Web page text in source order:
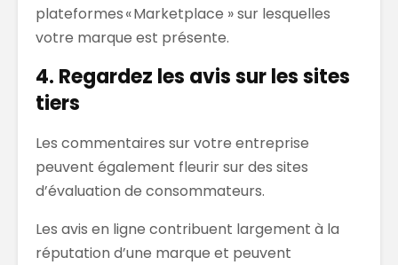
plateformes « Marketplace » sur lesquelles
votre marque est présente.
4. Regardez les avis sur les sites
tiers
Les commentaires sur votre entreprise
peuvent également fleurir sur des sites
d’évaluation de consommateurs.
Les avis en ligne contribuent largement à la
réputation d’une marque et peuvent